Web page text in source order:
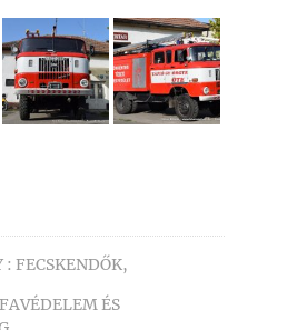
: FECSKENDŐK,
ÉS